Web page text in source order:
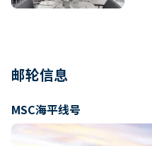
邮轮信息
MSC海平线号